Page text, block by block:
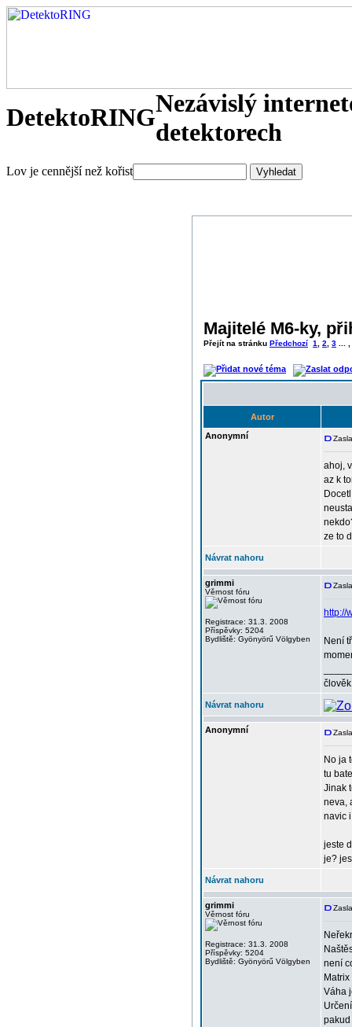
DetektoRINGNezávislý
detektorech
Lov je cennější než kořist
Majitelé M6-ky,
Přejít na stránku Předchozí 1 2 3
Autor
Anonymní
ahoj,
az k
ze to
Návrat nahoru
grimmi
Věrnost fóru
Registrace: 31.3. 2008
Příspěvky: 5204
Bydliště: Gyönyörű Völgyben
http://
Není
Návrat nahoru
Anonymní
No ja
tu
Jinak
neva,
navic
jeste
je?
Návrat nahoru
grimmi
Věrnost fóru
Registrace: 31.3. 2008
Příspěvky: 5204
Bydliště: Gyönyörű Völgyben
není
Váha